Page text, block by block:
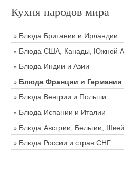
Кухня народов мира
Блюда Британии и Ирландии
Блюда США, Канады, Южной
Блюда Индии и Азии
Блюда Франции и Германии
Блюда Венгрии и Польши
Блюда Испании и Италии
Блюда Австрии, Бельгии,
Блюда России и стран СНГ